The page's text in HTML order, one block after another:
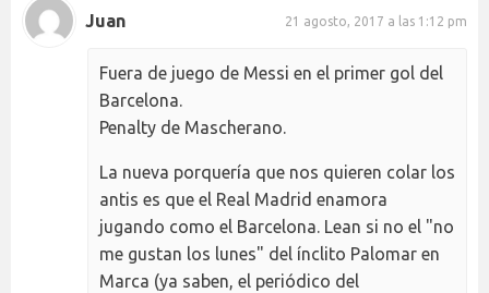
Juan 21 agosto, 2017 a las 1:12 pm
Fuera de juego de Messi en el primer gol del
Barcelona.
Penalty de Mascherano.
La nueva porquería que nos quieren colar los
antis es que el Real Madrid enamora
jugando como el Barcelona. Lean si no el "no
me gustan los lunes" del ínclito Palomar en
Marca (ya saben, el periódico del